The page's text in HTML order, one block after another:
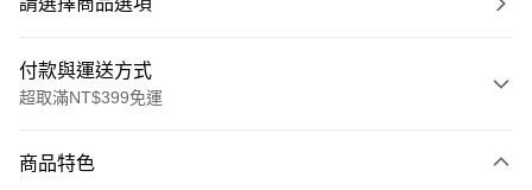
付款與運送方式
超取滿NT$399免運
信用卡一次付款
商品特色